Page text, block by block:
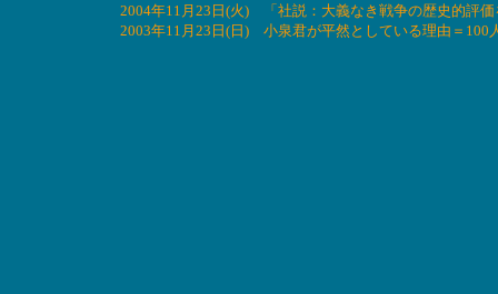
2004年11月23日(火) 「社説：大義なき戦争の歴史的評
2003年11月23日(日) 小泉君が平然としている理由＝100